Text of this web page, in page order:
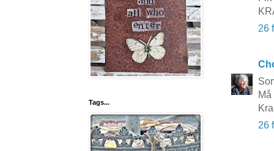
26
Må
26
Tags...